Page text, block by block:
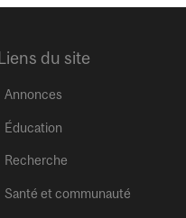
Liens du site
Annonces
Éducation
Recherche
Santé et communauté